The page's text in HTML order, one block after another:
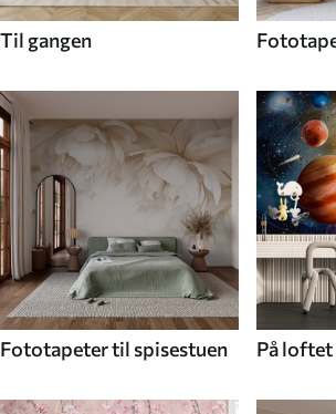
Til gangen
Fototapeter til spisestuen På loftet